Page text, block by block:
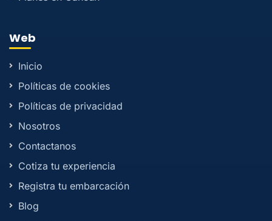
Web
Inicio
Políticas de cookies
Políticas de privacidad
Nosotros
Contactanos
Cotiza tu experiencia
Registra tu embarcación
Blog